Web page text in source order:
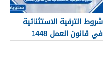
شروط الترقية الاستثنائية
في قانون العمل 1448